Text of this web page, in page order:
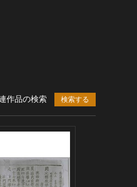
作品の検索 検索する